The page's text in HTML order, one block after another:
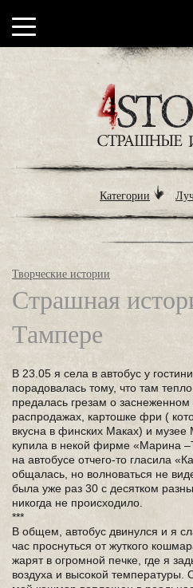
Категории
Творческие истории
Страшная
Тампере
В 23.05 я села в автобус у
порадовалась тому, что там
предалась грезам о
распродажах, картошке фри (
вкусна в финских Маках) и
купила в некой фирме «Марина
на автобусе отчего-то гласила
общалась, но волноваться не
была уже раз 30 с десятком
никогда не происходило.
***
В общем, автобус двинулся и я
час проснуться от жуткого
жарят в огромной печке, где я
воздуха и высокой температуры.